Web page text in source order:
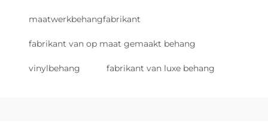
maatwerkbehangfabrikant
fabrikant van op maat gemaakt behang
vinylbehang fabrikant van luxe behang